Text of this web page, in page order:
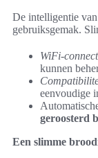
De intelligentie
gebruiksgemak.
WiFi-
kunnen
eenvoudige
geroosterd
Een slimme